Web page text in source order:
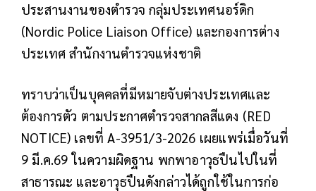
ประสานงานของตำรวจ กลุ่มประเทศนอร์ดิก
(Nordic Police Liaison Office) และกองการต่าง
ประเทศ สำนักงานตำรวจแห่งชาติ
ทราบว่าเป็นบุคคลที่มีหมายจับต่างประเทศและ
ต้องการตัว ตามประกาศตำรวจสากลสีแดง (RED
NOTICE) เลขที่ A-3951/3-2026 เผยแพร่เมื่อวันที่
9 มี.ค.69 ในความผิดฐาน พกพาอาวุธปืนไปในที่
สาธารณะ และอาวุธปืนดังกล่าวได้ถูกใช้ในการก่อ